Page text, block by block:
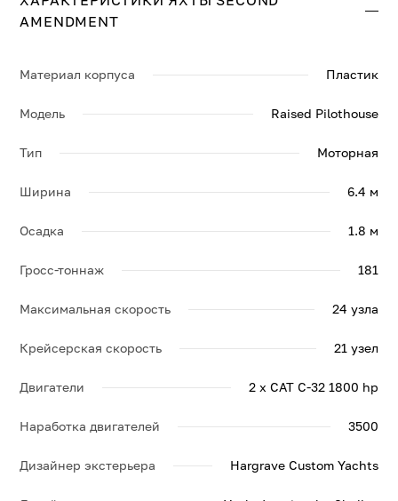
Свяжитесь с нами, и мы вышлем больше информации
по яхте SECOND AMENDMENT, её спецификации и
AMENDMENT
Материал корпуса Пластик
Модель Raised Pilothouse
Тип Моторная
Ширина 6.4 м
Осадка 1.8 м
Гросс-тоннаж 181
Максимальная скорость 24 узла
Крейсерская скорость 21 узел
Двигатели 2 x CAT C-32 1800 hp
Наработка двигателей 3500
Дизайнер экстерьера Hargrave Custom Yachts